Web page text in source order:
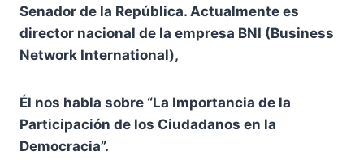
Senador de la República. Actualmente es
director nacional de la empresa BNI (Business
Network International),
Él nos habla sobre “La Importancia de la
Participación de los Ciudadanos en la
Democracia”.